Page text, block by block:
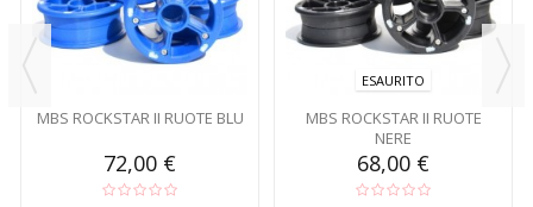
MBS ROCKSTAR II RUOTE BLU
72,00 €
ESAURITO
MBS ROCKSTAR II RUOTE
NERE
68,00 €